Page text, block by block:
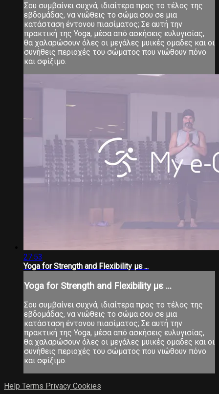
Σου συμβαίνει συχνά, ιδιαίτερα προς το τέλος της
εβδομάδας, να νιώθεις το σώμα σου σε μια
κατάσταση έντονου πιασίματος; Σε αυτή την
πρακτική της Yoga, μέσα από ασκήσεις ευλυγισίας,
θα χαλαρώσουν όλες οι μεγάλες μυικές ομαδες και οι
συνήθεις περιοχές του σώματος που νιώθουν πόνο
και σφίξιμο.
27:53
Yoga for Strength and Flexibility με ...
Yoga for Strength and Flexibility με ...
Σου συμβαίνει συχνά, ιδιαίτερα προς το τέλος της
εβδομάδας, να νιώθεις το σώμα σου σε μια
κατάσταση έντονου πιασίματος; Σε αυτή την
πρακτική της Yoga, μέσα από ασκήσεις ευλυγισίας,
θα χαλαρώσουν όλες οι μεγάλες μυικές ομαδες και οι
συνήθεις περιοχές του σώματος που νιώθουν πόνο
και σφίξιμο.
Help Terms Privacy Cookies